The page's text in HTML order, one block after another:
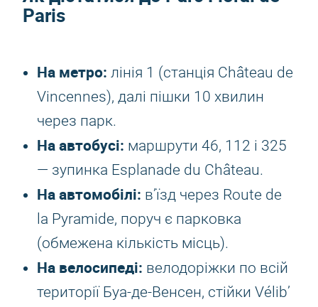
Paris
На метро: лінія 1 (станція Château de
Vincennes), далі пішки 10 хвилин
через парк.
На автобусі: маршрути 46, 112 і 325
— зупинка Esplanade du Château.
На автомобілі: в’їзд через Route de
la Pyramide, поруч є парковка
(обмежена кількість місць).
На велосипеді: велодоріжки по всій
території Буа-де-Венсен, стійки Vélib’